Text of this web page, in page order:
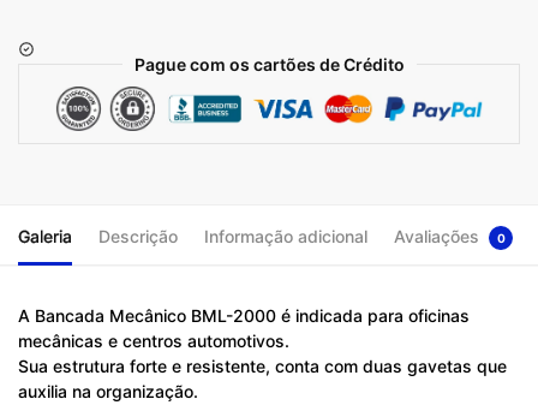
Pague com os cartões de Crédito
Galeria Descrição Informação adicional Avaliações 0
A Bancada Mecânico BML-2000 é indicada para oficinas
mecânicas e centros automotivos.
Sua estrutura forte e resistente, conta com duas gavetas que
auxilia na organização.